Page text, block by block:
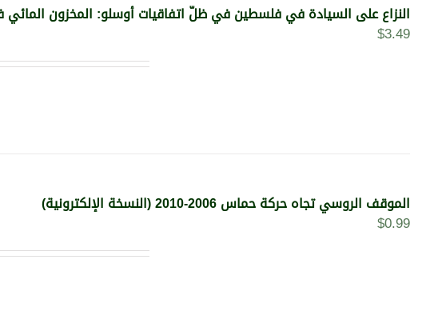
النزاع على السيادة في فلسطين في ظلّ اتفاقيات أوسلو: المخزون المائي
$3.49
الموقف الروسي تجاه حركة حماس 2006-2010 (النسخة الإلكترونية)
$0.99